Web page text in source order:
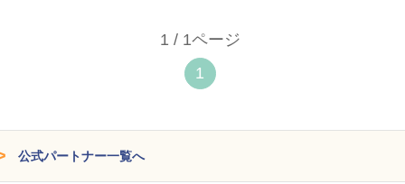
1 / 1ページ
1
公式パートナー一覧へ